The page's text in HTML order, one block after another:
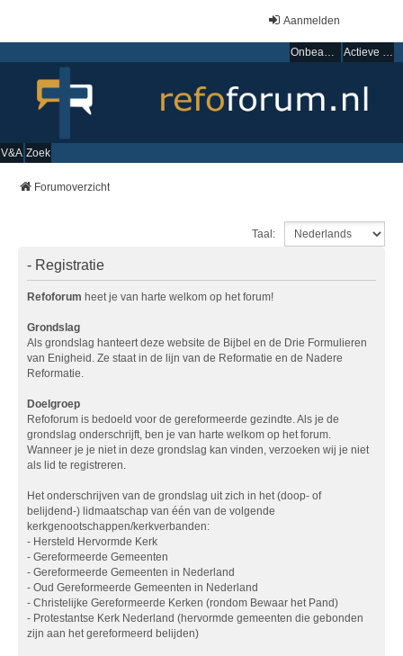
Aanmelden
Onbeantwoorde onderwerpen Actieve onderwerpen
V&A Zoek
Forumoverzicht
Taal:
- Registratie
Refoforum heet je van harte welkom op het forum!
Grondslag
Als grondslag hanteert deze website de Bijbel en de Drie Formulieren
van Enigheid. Ze staat in de lijn van de Reformatie en de Nadere
Reformatie.
Doelgroep
Refoforum is bedoeld voor de gereformeerde gezindte. Als je de
grondslag onderschrijft, ben je van harte welkom op het forum.
Wanneer je je niet in deze grondslag kan vinden, verzoeken wij je niet
als lid te registreren.
Het onderschrijven van de grondslag uit zich in het (doop- of
belijdend-) lidmaatschap van één van de volgende
kerkgenootschappen/kerkverbanden:
- Hersteld Hervormde Kerk
- Gereformeerde Gemeenten
- Gereformeerde Gemeenten in Nederland
- Oud Gereformeerde Gemeenten in Nederland
- Christelijke Gereformeerde Kerken (rondom Bewaar het Pand)
- Protestantse Kerk Nederland (hervormde gemeenten die gebonden
zijn aan het gereformeerd belijden)